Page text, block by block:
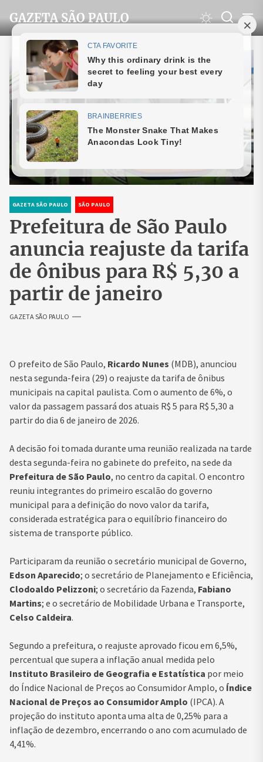
to
the
content
GAZETA SÃO PAULO
GAZETA SÃO PAULO SÃO PAULO
Prefeitura de São Paulo
anuncia reajuste da tarifa
de ônibus para R$ 5,30 a
partir de janeiro
GAZETA SÃO PAULO
O prefeito de São Paulo, Ricardo Nunes (MDB), anunciou
nesta segunda-feira (29) o reajuste da tarifa de ônibus
municipais na capital paulista. Com o aumento de 6%, o
valor da passagem passará dos atuais R$ 5 para R$ 5,30 a
partir do dia 6 de janeiro de 2026.
A decisão foi tomada durante uma reunião realizada na tarde
desta segunda-feira no gabinete do prefeito, na sede da
Prefeitura de São Paulo, no centro da capital. O encontro
reuniu integrantes do primeiro escalão do governo
municipal para a definição do novo valor da tarifa,
considerada estratégica para o equilíbrio financeiro do
sistema de transporte público.
Participaram da reunião o secretário municipal de Governo,
Edson Aparecido; o secretário de Planejamento e Eficiência,
Clodoaldo Pelizzoni; o secretário da Fazenda, Fabiano
Martins; e o secretário de Mobilidade Urbana e Transporte,
Celso Caldeira.
Segundo a prefeitura, o reajuste aprovado ficou em 6,5%,
percentual que supera a inflação anual medida pelo
Instituto Brasileiro de Geografia e Estatística por meio
do Índice Nacional de Preços ao Consumidor Amplo, o Índice
Nacional de Preços ao Consumidor Amplo (IPCA). A
projeção do instituto aponta uma alta de 0,25% para a
inflação de dezembro, encerrando o ano com acumulado de
4,41%.